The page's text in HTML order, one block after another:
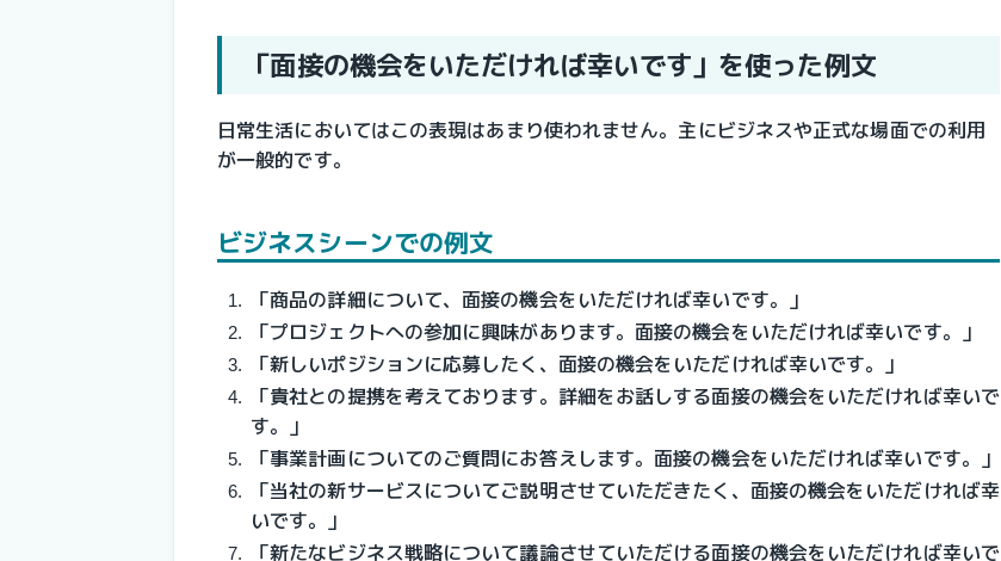
「面接の機会をいただければ幸いです」を使った例文
日常生活においてはこの表現はあまり使われません。主にビジネスや正式な場面での利用
が一般的です。
ビジネスシーンでの例文
「商品の詳細について、面接の機会をいただければ幸いです。」
「プロジェクトへの参加に興味があります。面接の機会をいただければ幸いです。」
「新しいポジションに応募したく、面接の機会をいただければ幸いです。」
「貴社との提携を考えております。詳細をお話しする面接の機会をいただければ幸いで
す。」
「事業計画についてのご質問にお答えします。面接の機会をいただければ幸いです。」
「当社の新サービスについてご説明させていただきたく、面接の機会をいただければ幸
いです。」
「新たなビジネス戦略について議論させていただける面接の機会をいただければ幸いで